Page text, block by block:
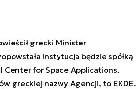
grecki Minister
instytucja będzie spółką
Center for Space Applications.
greckiej nazwy Agencji, to EKDE.